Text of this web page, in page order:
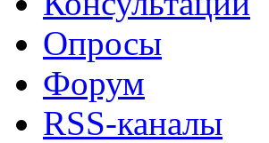
Опросы
Форум
RSS-каналы